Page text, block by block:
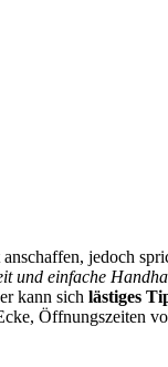
jedoch
und einfache
kann sich lästiges
Öffnungszeiten